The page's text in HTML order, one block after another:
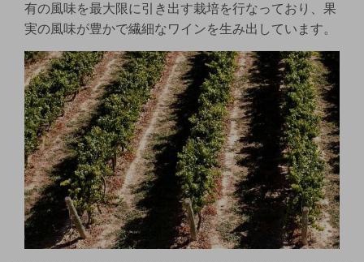
有の風味を最大限に引き出す栽培を行なっており、果
実の風味が豊かで繊細なワインを生み出しています。